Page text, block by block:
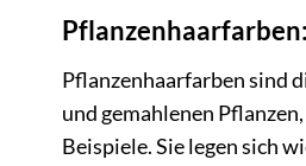
Pflanzenhaarfarben sind
und gemahlenen
Beispiele. Sie legen sich